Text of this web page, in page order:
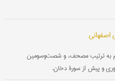
اصفهانی
به ترتیب مصحف، و شصت‌وسومین
و پیش از سورۀ دخان.